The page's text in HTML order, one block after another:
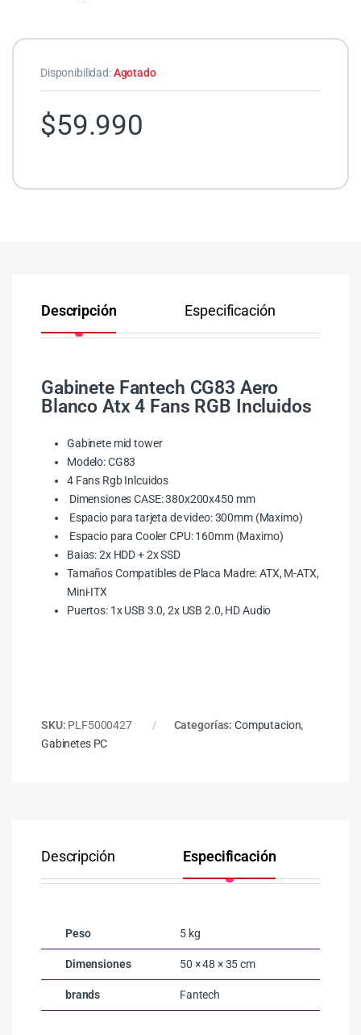
Disponibilidad:Agotado
$59.990
Descripción Especificación
Gabinete Fantech CG83 Aero
Blanco Atx 4 Fans RGB Incluidos
Gabinete mid tower
Modelo: CG83
4 Fans Rgb Inlcuidos
Dimensiones CASE: 380x200x450 mm
Espacio para tarjeta de video: 300mm (Maximo)
Espacio para Cooler CPU: 160mm (Maximo)
Baias: 2x HDD + 2x SSD
Tamaños Compatibles de Placa Madre: ATX, M-ATX,
Mini-ITX
Puertos: 1x USB 3.0, 2x USB 2.0, HD Audio
SKU: PLF5000427 Categorías: Computacion,
Gabinetes PC
Descripción Especificación
Peso 5 kg
Dimensiones 50 × 48 × 35 cm
brands Fantech